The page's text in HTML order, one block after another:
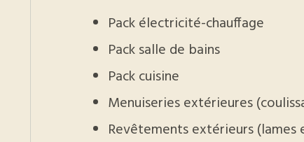
Pack électricité-chauffage
Pack salle de bains
Pack cuisine
Menuiseries extérieures
Revêtements extérieurs